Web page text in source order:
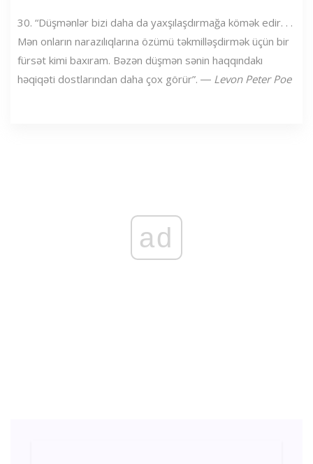
30. “Düşmənlər bizi daha da yaxşılaşdırmağa kömək edir. . .
Mən onların narazılıqlarına özümü təkmilləşdirmək üçün bir
fürsət kimi baxıram. Bəzən düşmən sənin haqqındakı
həqiqəti dostlarından daha çox görür”. ― Levon Peter Poe
ad